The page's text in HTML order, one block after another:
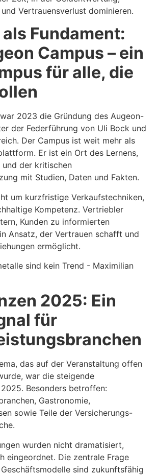
Vertrauensverlust dominieren.
Fundament:
Campus – ein
für alle, die
2023 die Gründung des Augeon-
der Federführung von Uli Bock und
Der Campus ist weit mehr als
Er ist ein Ort des Lernens,
und der kritischen
mit Studien, Daten und Fakten.
um kurzfristige Verkaufstechniken,
Kompetenz. Vertriebler
Kunden zu informierten
Ansatz, der Vertrauen schafft und
ermöglicht.
2025: Ein
für
das auf der Veranstaltung offen
war die steigende
Besonders betroffen:
Gastronomie,
sowie Teile der Versicherungs-
wurden nicht dramatisiert,
eingeordnet. Die zentrale Frage
sind zukunftsfähig